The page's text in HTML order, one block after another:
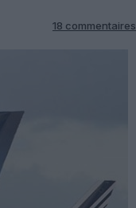
18 commentaires